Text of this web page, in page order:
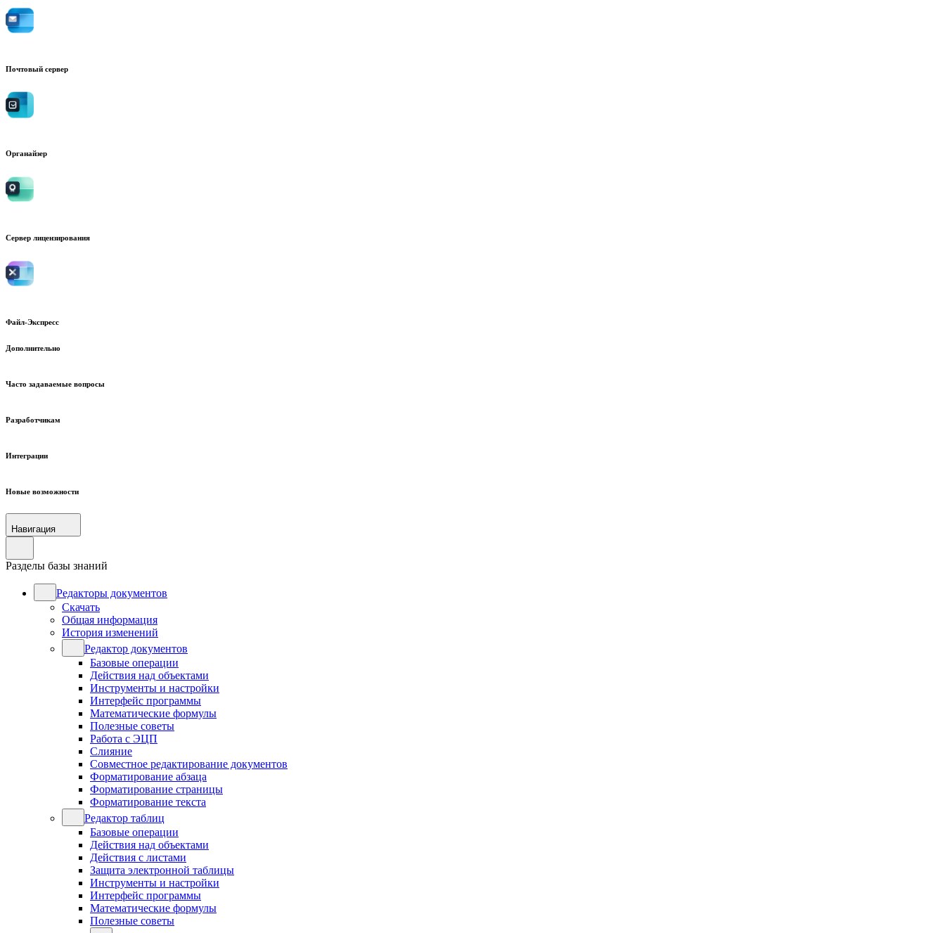
Почтовый сервер
Органайзер
Сервер лицензирования
Файл-Экспресс
Дополнительно
Часто задаваемые вопросы
Разработчикам
Интеграции
Новые возможности
Навигация
Разделы базы знаний
Редакторы документов
Скачать
Общая информация
История изменений
Редактор документов
Базовые операции
Действия над объектами
Инструменты и настройки
Интерфейс программы
Математические формулы
Полезные советы
Работа с ЭЦП
Слияние
Совместное редактирование документов
Форматирование абзаца
Форматирование страницы
Форматирование текста
Редактор таблиц
Базовые операции
Действия над объектами
Действия с листами
Защита электронной таблицы
Инструменты и настройки
Интерфейс программы
Математические формулы
Полезные советы